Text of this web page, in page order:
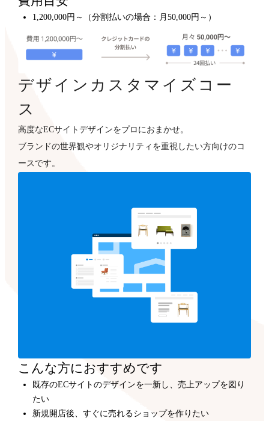
1,200,000円～（分割払いの場合：月50,000円～）
デザインカスタマイズコー
ス
高度なECサイトデザインをプロにおまかせ。
ブランドの世界観やオリジナリティを重視したい方向けのコ
ースです。
こんな方におすすめです
既存のECサイトのデザインを一新し、売上アップを図り
たい
新規開店後、すぐに売れるショップを作りたい